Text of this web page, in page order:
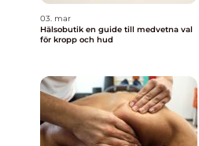
03. mar
Hälsobutik en guide till medvetna val
för kropp och hud